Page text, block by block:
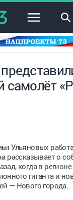
×
самолёт
Ульяновых
рассказывает о
когда в
гиганта и
— Нового города.